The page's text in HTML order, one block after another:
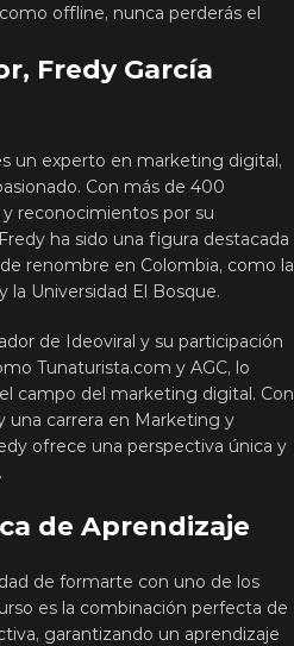
offline, nunca perderás el
Fredy García
un experto en marketing digital,
Con más de 400
reconocimientos por su
ha sido una figura destacada
renombre en Colombia, como la
la Universidad El Bosque.
de Ideoviral y su participación
Tunaturista.com y AGC, lo
campo del marketing digital. Con
una carrera en Marketing y
ofrece una perspectiva única y
de Aprendizaje
de formarte con uno de los
es la combinación perfecta de
garantizando un aprendizaje